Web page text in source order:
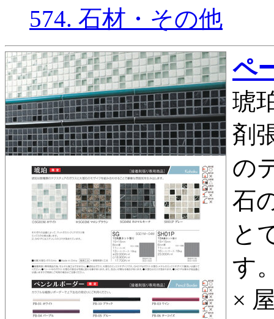
574. 石材・その他
ペ
琥
剤
の
石
と
す
×